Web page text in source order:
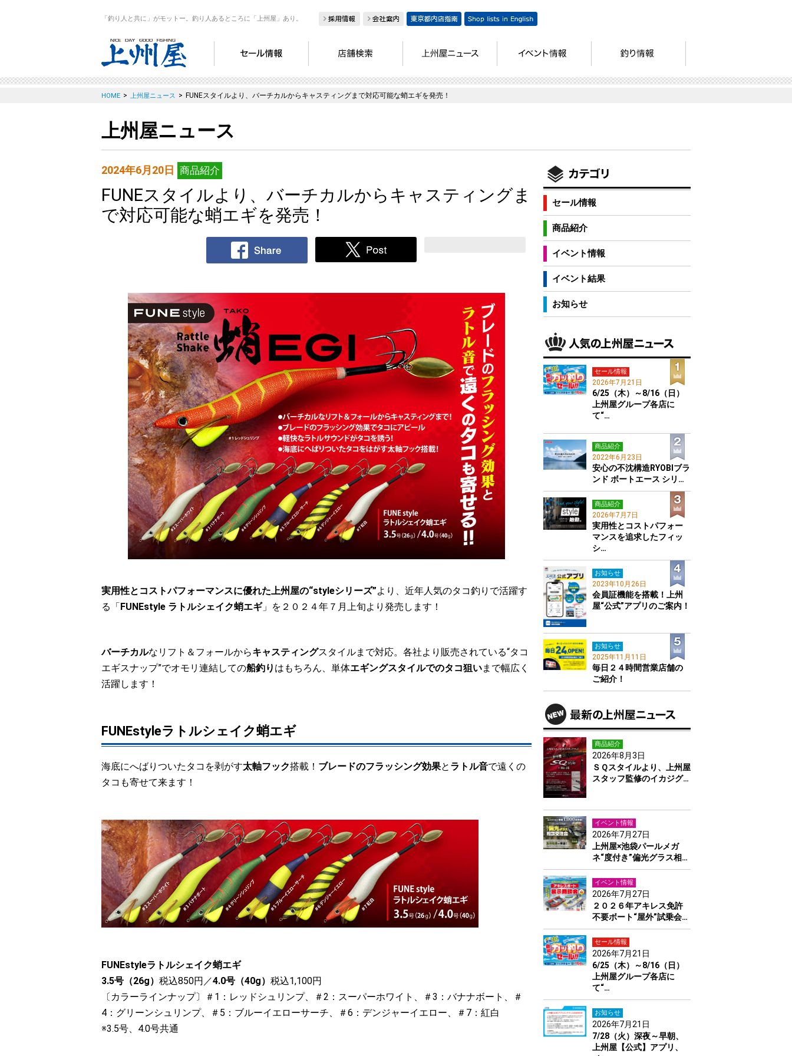
「釣り人と共に」がモットー。釣り人あるところに「上州屋」あり。
HOME > 上州屋ニュース > FUNEスタイルより、バーチカルからキャスティングまで対応可能な蛸エギを発売！
上州屋ニュース
2024年6月20日 商品紹介
FUNEスタイルより、バーチカルからキャスティングま
で対応可能な蛸エギを発売！
実用性とコストパフォーマンスに優れた上州屋の“styleシリーズ”より、近年人気のタコ釣りで活躍す
る「FUNEstyle ラトルシェイク蛸エギ」を２０２４年７月上旬より発売します！
バーチカルなリフト＆フォールからキャスティングスタイルまで対応。各社より販売されている“タコ
エギスナップ”でオモリ連結しての船釣り はもちろん、単体エギングスタイルでのタコ狙いまで幅広く
活躍します！
FUNEstyleラトルシェイク蛸エギ
海底にへばりついたタコを剥がす太軸フック搭載！ ブレードのフラッシング効果と ラトル音で遠くの
タコも寄せて来ます！
FUNEstyleラトルシェイク蛸エギ
3.5号（26g） 税込850円／4.0号（40g） 税込1,100円
〔カラーラインナップ〕＃1：レッドシュリンプ、＃2：スーパーホワイト、＃3：バナナボート、＃
4：グリーンシュリンプ、＃5：ブルーイエローサーチ、＃6：デンジャーイエロー、＃7：紅白
※3.5号、4.0号共通
セール情報
商品紹介
イベント情報
イベント結果
お知らせ
セール情報
2026年7月21日
6/25（木）～8/16（日）
上州屋グループ各店に
て“…
商品紹介
2022年6月23日
安心の不沈構造RYOBIブラ
ンド ボートエース シリ…
商品紹介
2026年7月7日
実用性とコストパフォー
マンスを追求したフィッ
シ…
お知らせ
2023年10月26日
会員証機能を搭載！上州
屋“公式”アプリのご案内！
お知らせ
2025年11月11日
毎日２４時間営業店舗の
ご紹介！
商品紹介
2026年8月3日
ＳＱスタイルより、上州屋
スタッフ監修のイカジグ…
イベント情報
2026年7月27日
上州屋×池袋パールメガ
ネ“度付き”偏光グラス相…
イベント情報
2026年7月27日
２０２６年アキレス免許
不要ボート“屋外”試乗会…
セール情報
2026年7月21日
6/25（木）～8/16（日）
上州屋グループ各店に
て“…
お知らせ
2026年7月21日
7/28（火）深夜～早朝、
上州屋【公式】アプリ、